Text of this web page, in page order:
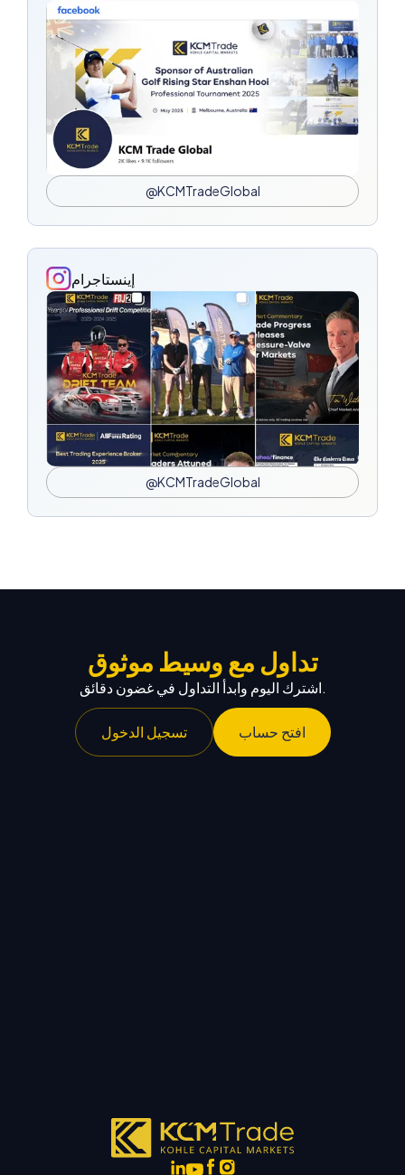
@KCMTradeGlobal
إينستاجرام
@KCMTradeGlobal
تداول مع وسيط موثوق
اشترك اليوم وابدأ التداول في غضون دقائق.
تسجيل الدخول افتح حساب